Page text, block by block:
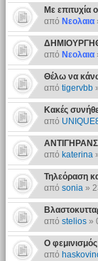
Με επιτυχία
από Νεολαια
από Νεολαια
Θέλω να
από tigervbb
Κακές
από
από katerina
Τηλεόραση
από sonia»
από stelios»
O
από